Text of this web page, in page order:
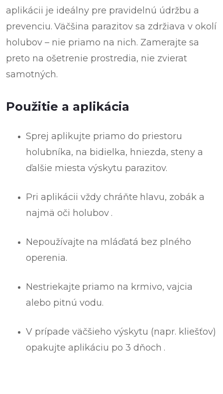
aplikácii je ideálny pre pravidelnú údržbu a
prevenciu. Väčšina parazitov sa zdržiava v okolí
holubov – nie priamo na nich. Zamerajte sa
preto na ošetrenie prostredia, nie zvierat
samotných.
Použitie a aplikácia
Sprej aplikujte priamo do priestoru
holubníka, na bidielka, hniezda, steny a
ďalšie miesta výskytu parazitov.
Pri aplikácii vždy chráňte hlavu, zobák a
najmä oči holubov .
Nepoužívajte na mláďatá bez plného
operenia.
Nestriekajte priamo na krmivo, vajcia
alebo pitnú vodu.
V prípade väčšieho výskytu (napr. kliešťov)
opakujte aplikáciu po 3 dňoch .